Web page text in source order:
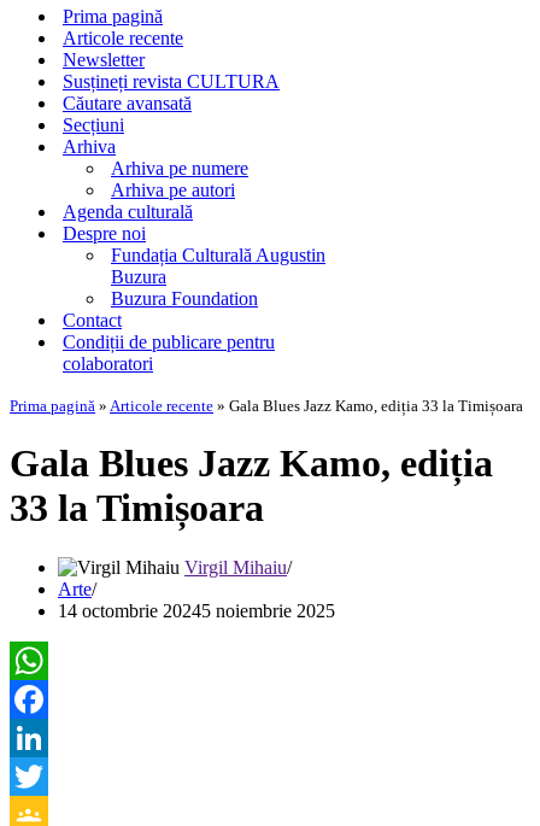
navigarePrima pagină
Articole recente
Newsletter
Susțineți revista CULTURA
Căutare avansată
Secțiuni
Arhiva
Arhiva pe numere
Arhiva pe autori
Agenda culturală
Despre noi
Fundația Culturală Augustin
Buzura
Buzura Foundation
Contact
Condiții de publicare pentru
colaboratori
Prima pagină » Articole recente » Gala Blues Jazz Kamo, ediția 33 la Timișoara
Gala Blues Jazz Kamo, ediția
33 la Timișoara
Virgil Mihaiu
Arte
14 octombrie 20245 noiembrie 2025
WhatsApp
Facebook
LinkedIn
Twitter